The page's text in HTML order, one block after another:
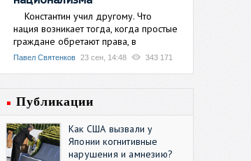
Константин учил другому. Что
нация возникает тогда, когда простые
граждане обретают права, в
Павел Святенков 23 сен, 14:48 343 171
Публикации
Как США вызвали у
Японии когнитивные
нарушения и амнезию?